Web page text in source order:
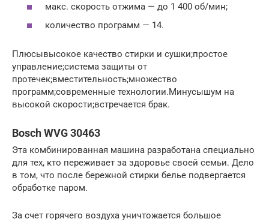
макс. скорость отжима — до 1 400 об/мин;
количество программ — 14.
Плюсывысокое качество стирки и сушки;простое
управление;система защиты от
протечек;вместительность;множество
программ;современные технологии.Минусышум на
высокой скорости;встречается брак.
Bosch WVG 30463
Эта комбинированная машина разработана специально
для тех, кто переживает за здоровье своей семьи. Дело
в том, что после бережной стирки белье подвергается
обработке паром.
За счет горячего воздуха уничтожается большое